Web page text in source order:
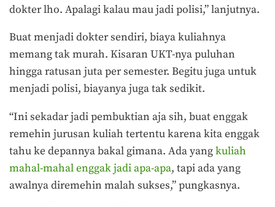
dokter lho. Apalagi kalau mau jadi polisi,” lanjutnya.
Buat menjadi dokter sendiri, biaya kuliahnya
memang tak murah. Kisaran UKT-nya puluhan
hingga ratusan juta per semester. Begitu juga untuk
menjadi polisi, biayanya juga tak sedikit.
“Ini sekadar jadi pembuktian aja sih, buat enggak
remehin jurusan kuliah tertentu karena kita enggak
tahu ke depannya bakal gimana. Ada yangkuliah
mahal-mahal enggak jadi apa-apa, tapi ada yang
awalnya diremehin malah sukses,” pungkasnya.